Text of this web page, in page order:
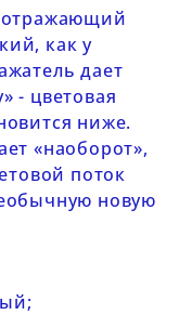
отражающий
как у
дает
- цветовая
ниже.
«наоборот»,
поток
новую